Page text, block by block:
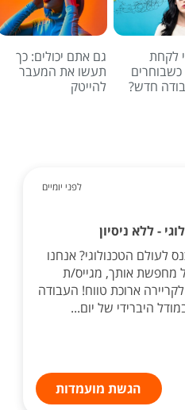
לקחת
חדש?
גם אתם יכולים: כך
תעשו את המעבר
להייטק
לפני יומיים
- ללא ניסיון
לעולם הטכנולוגי? אנחנו
מחפשת אותך, מגייס/ת
לקריירה ארוכת טווח! העבודה
היברידי של יום...
הגשת מועמדות